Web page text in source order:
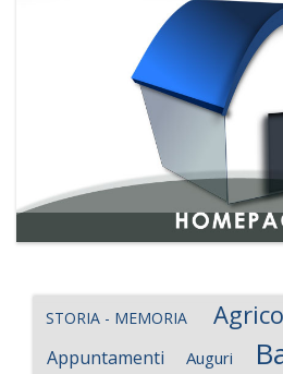
STORIA - MEMORIA
Appuntamenti Auguri